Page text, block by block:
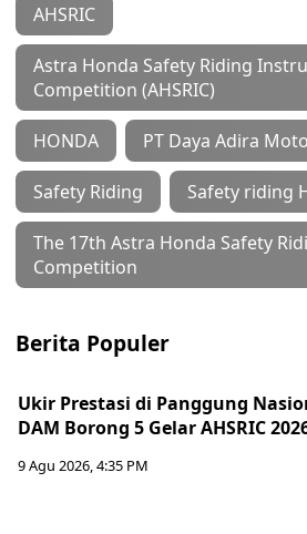
AHSRIC
Astra Honda Safety Riding
Competition (AHSRIC)
HONDA PT Daya Adira
Safety Riding Safety riding
The 17th Astra Honda Safety
Competition
Berita Populer
Ukir Prestasi di Panggung
DAM Borong 5 Gelar AHSRIC
9 Agu 2026, 4:35 PM